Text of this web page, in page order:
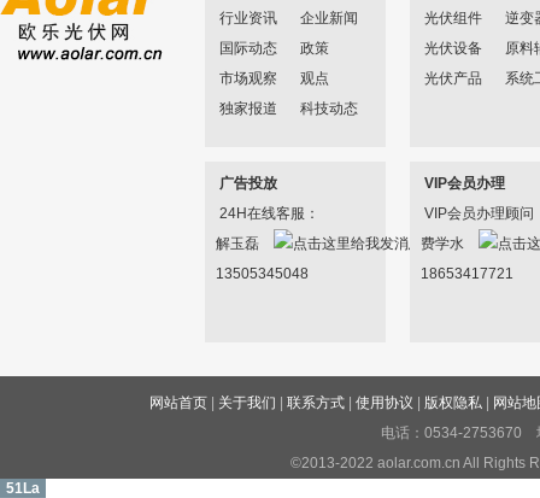
行业资讯
企业新闻
国际动态
政策
市场观察
观点
独家报道
科技动态
光伏组件
逆变
光伏设备
原料
光伏产品
系统
广告投放
24H在线客服：
解玉磊
13505345048
VIP会员办理
VIP会员办理顾问
费学水
18653417721
网站首页 关于我们 |联系方式 |使用协议 版权隐私
网站地
电话：0534-2753670
©2013-2022 aolar.com.cn All Rights
51La